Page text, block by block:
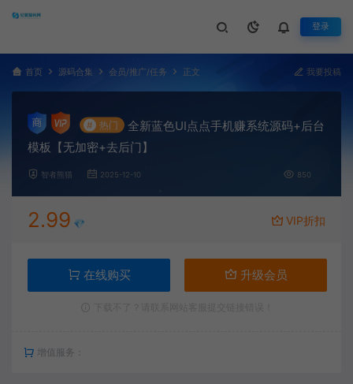
登录
首页 源码合集 会员/推广/任务 正文 我要投稿
# 热门
全新蓝色UI点点手机赚系统源码+后台
模板【无加密+去后门】
智者熊猫 2025-12-10 850
2.99 💎 VIP折扣
在线购买 升级会员
增值服务：